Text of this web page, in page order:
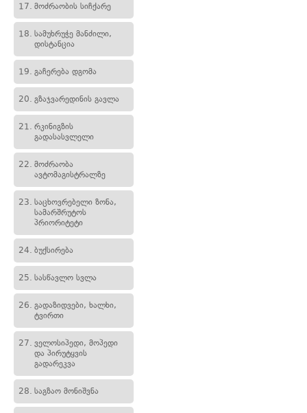
17. მოძრაობის სიჩქარე
18. სამუხრუჭე მანძილი,
დისტანცია
19. გაჩერება დგომა
20. გზაჯვარედინის გავლა
21. რკინიგზის
გადასასვლელი
22. მოძრაობა
ავტომაგისტრალზე
23. საცხოვრებელი ზონა,
სამარშრუტოს
პრიორიტეტი
24. ბუქსირება
25. სასწავლო სვლა
26. გადაზიდვები, ხალხი,
ტვირთი
27. ველოსიპედი, მოპედი
და პირუტყვის
გადარეკვა
28. საგზაო მონიშვნა